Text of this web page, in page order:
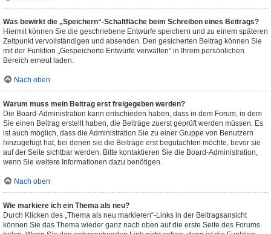
Was bewirkt die „Speichern“-Schaltfläche beim Schreiben eines Beitrags?
Hiermit können Sie die geschriebene Entwürfe speichern und zu einem späteren
Zeitpunkt vervollständigen und absenden. Den gesicherten Beitrag können Sie
mit der Funktion „Gespeicherte Entwürfe verwalten“ in Ihrem persönlichen
Bereich erneut laden.
Nach oben
Warum muss mein Beitrag erst freigegeben werden?
Die Board-Administration kann entschieden haben, dass in dem Forum, in dem
Sie einen Beitrag erstellt haben, die Beiträge zuerst geprüft werden müssen. Es
ist auch möglich, dass die Administration Sie zu einer Gruppe von Benutzern
hinzugefügt hat, bei denen sie die Beiträge erst begutachten möchte, bevor sie
auf der Seite sichtbar werden. Bitte kontaktieren Sie die Board-Administration,
wenn Sie weitere Informationen dazu benötigen.
Nach oben
Wie markiere ich ein Thema als neu?
Durch Klicken des „Thema als neu markieren“-Links in der Beitragsansicht
können Sie das Thema wieder ganz nach oben auf die erste Seite des Forums